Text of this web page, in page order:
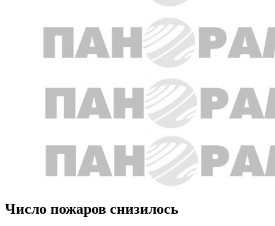
Число пожаров снизилось